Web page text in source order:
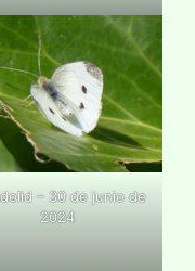
– 30 de junio de
2024